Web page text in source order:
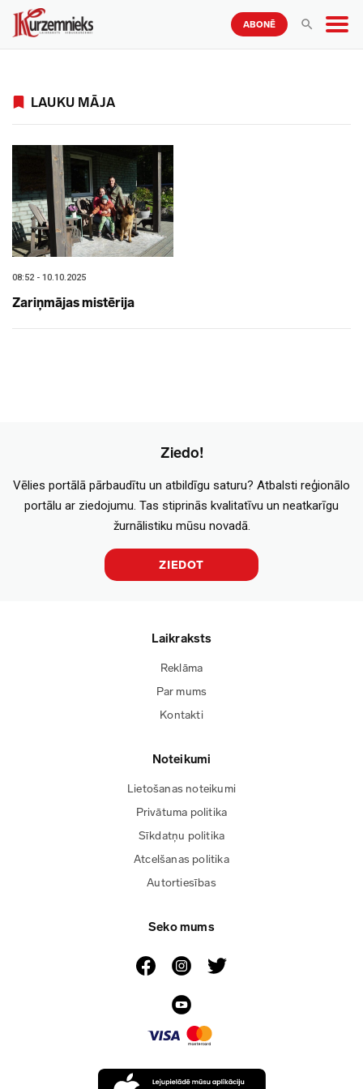
ABONĒ
LAUKU MĀJA
08:52 - 10.10.2025
Zariņmājas mistērija
Ziedo!
Vēlies portālā pārbaudītu un atbildīgu saturu? Atbalsti reģionālo
portālu ar ziedojumu. Tas stiprinās kvalitatīvu un neatkarīgu
žurnālistiku mūsu novadā.
ZIEDOT
Laikraksts
Reklāma
Par mums
Kontakti
Noteikumi
Lietošanas noteikumi
Privātuma politika
Sīkdatņu politika
Atcelšanas politika
Autortiesības
Seko mums